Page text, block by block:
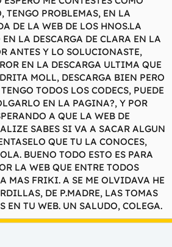
TENGO PROBLEMAS, EN LA
DE LA WEB DE LOS HNOS.LA
LA DESCARGA DE CLARA EN LA
ANTES Y LO SOLUCIONASTE,
EN LA DESCARGA ULTIMA QUE
MOLL, DESCARGA BIEN PERO
TODOS LOS CODECS, PUEDE
EN LA PAGINA?, Y POR
A QUE LA WEB DE
SABES SI VA A SACAR ALGUN
QUE TU LA CONOCES,
BUENO TODO ESTO ES PARA
LA WEB QUE ENTRE TODOS
MAS FRIKI. A SE ME OLVIDAVA HE
DE P.MADRE, LAS TOMAS
EN TU WEB. UN SALUDO, COLEGA.